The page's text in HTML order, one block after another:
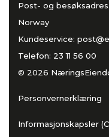
Post- og
Norway
Kundeservice:
Telefon: 23 11 56 00
© 2026
Personvernerklæring
Informasjonskapsler